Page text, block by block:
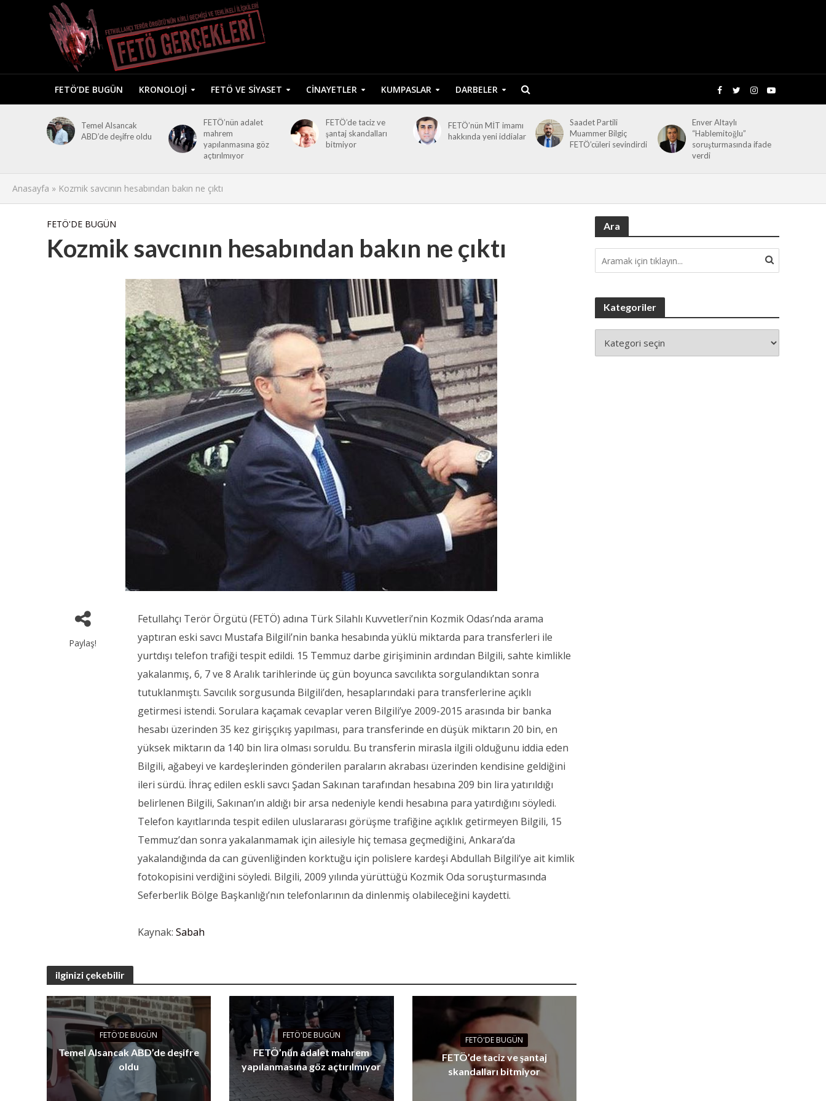
FETÖ’DE BUGÜN KRONOLOJI FETÖ VE SIYASET CINAYETLER KUMPASLAR DARBELER
Temel Alsancak
ABD’de deşifre oldu
FETÖ’nün adalet
mahrem
yapılanmasına göz
açtırılmıyor
FETÖ’de taciz ve
şantaj skandalları
bitmiyor
FETÖ’nün MİT imamı
hakkında yeni iddialar
Saadet Partili
Muammer Bilgiç
FETÖ’cüleri sevindirdi
Enver Altaylı
“Hablemitoğlu”
soruşturmasında ifade
verdi
Anasayfa » Kozmik savcının hesabından bakın ne çıktı
FETÖ'DE BUGÜN
Kozmik savcının hesabından bakın ne çıktı
Paylaş!
Fetullahçı Terör Örgütü (FETÖ) adına Türk Silahlı Kuvvetleri’nin Kozmik Odası’nda arama
yaptıran eski savcı Mustafa Bilgili’nin banka hesabında yüklü miktarda para transferleri ile
yurtdışı telefon trafiği tespit edildi. 15 Temmuz darbe girişiminin ardından Bilgili, sahte kimlikle
yakalanmış, 6, 7 ve 8 Aralık tarihlerinde üç gün boyunca savcılıkta sorgulandıktan sonra
tutuklanmıştı. Savcılık sorgusunda Bilgili’den, hesaplarındaki para transferlerine açıklı
getirmesi istendi. Sorulara kaçamak cevaplar veren Bilgili’ye 2009-2015 arasında bir banka
hesabı üzerinden 35 kez girişçıkış yapılması, para transferinde en düşük miktarın 20 bin, en
yüksek miktarın da 140 bin lira olması soruldu. Bu transferin mirasla ilgili olduğunu iddia eden
Bilgili, ağabeyi ve kardeşlerinden gönderilen paraların akrabası üzerinden kendisine geldiğini
ileri sürdü. İhraç edilen eskli savcı Şadan Sakınan tarafından hesabına 209 bin lira yatırıldığı
belirlenen Bilgili, Sakınan’ın aldığı bir arsa nedeniyle kendi hesabına para yatırdığını söyledi.
Telefon kayıtlarında tespit edilen uluslararası görüşme trafiğine açıklık getirmeyen Bilgili, 15
Temmuz’dan sonra yakalanmamak için ailesiyle hiç temasa geçmediğini, Ankara’da
yakalandığında da can güvenliğinden korktuğu için polislere kardeşi Abdullah Bilgili’ye ait kimlik
fotokopisini verdiğini söyledi. Bilgili, 2009 yılında yürüttüğü Kozmik Oda soruşturmasında
Seferberlik Bölge Başkanlığı’nın telefonlarının da dinlenmiş olabileceğini kaydetti.
Kaynak:Sabah
ilginizi çekebilir
FETÖ'DE BUGÜN
Temel Alsancak ABD’de deşifre
oldu
FETÖ'DE BUGÜN
FETÖ’nün adalet mahrem
yapılanmasına göz açtırılmıyor
FETÖ'DE BUGÜN
FETÖ’de taciz ve şantaj
skandalları bitmiyor
Ara
Kategoriler